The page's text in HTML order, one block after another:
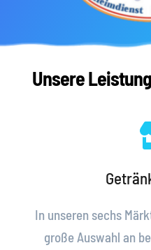
Unsere
In unseren sechs
große Auswahl an